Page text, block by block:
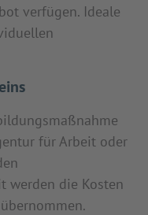
verfügen. Ideale
für Arbeit oder
werden die Kosten